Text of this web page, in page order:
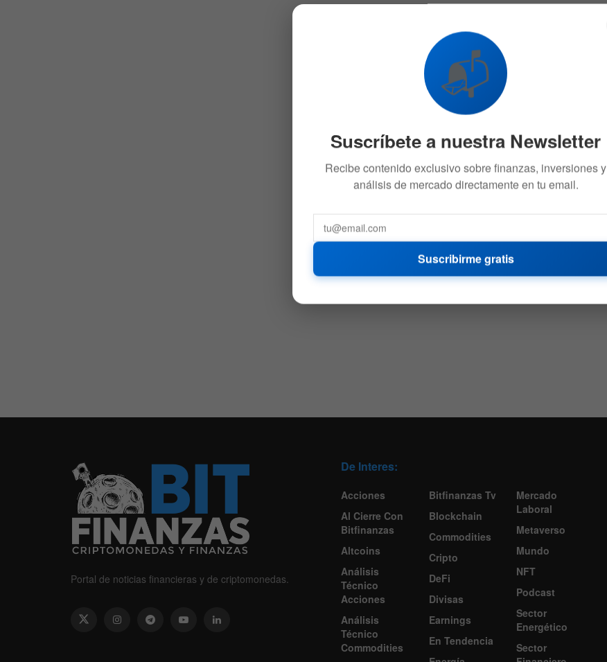
Portal de noticias financieras y de criptomonedas.
De Interes:
Acciones
Al Cierre Con
Bitfinanzas
Altcoins
Análisis
Técnico
Acciones
Análisis
Técnico
Commodities
Bitfinanzas Tv
Blockchain
Commodities
Cripto
DeFi
Divisas
Earnings
En Tendencia
Mercado
Laboral
Metaverso
Mundo
NFT
Podcast
Sector
Energético
Sector
📬
Suscríbete a nuestra Newsletter
Recibe contenido exclusivo sobre finanzas, inversiones y
análisis de mercado directamente en tu email.
Suscribirme gratis